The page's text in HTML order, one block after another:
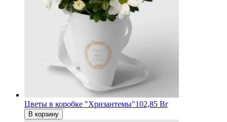
Цветы в коробке "Хризантемы"102,85 Br
В корзину